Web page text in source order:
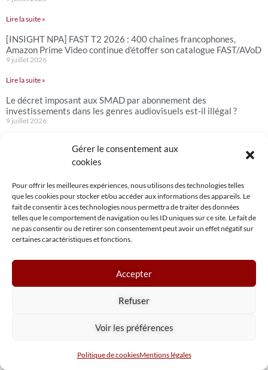
Gérer le consentement aux
cookies
Pour offrir les meilleures expériences, nous utilisons des technologies telles
que les cookies pour stocker et/ou accéder aux informations des appareils. Le
fait de consentir à ces technologies nous permettra de traiter des données
telles que le comportement de navigation ou les ID uniques sur ce site. Le fait de
ne pas consentir ou de retirer son consentement peut avoir un effet négatif sur
certaines caractéristiques et fonctions.
Accepter
Refuser
Voir les préférences
Politique de cookiesMentions légales
Lire la suite »
[INSIGHT NPA] FAST T2 2026 : 400 chaînes francophones,
Amazon Prime Video continue d’étoffer son catalogue FAST/AVoD
9 juillet 2026
Lire la suite »
Le décret imposant aux SMAD par abonnement des
investissements dans les genres audiovisuels est-il illégal ?
9 juillet 2026
Nouveautés à venir – Période : du jeudi 2 au mercredi 8 juillet
2 juillet 2026
Lire la suite »
Tweets by NPA CONSEIL
QUI SOMMES-NOUS?